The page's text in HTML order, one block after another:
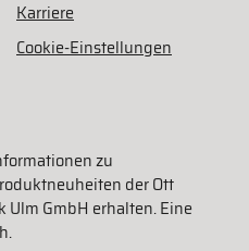
Karriere
Cookie-Einstellungen
zu
der Ott
GmbH erhalten. Eine